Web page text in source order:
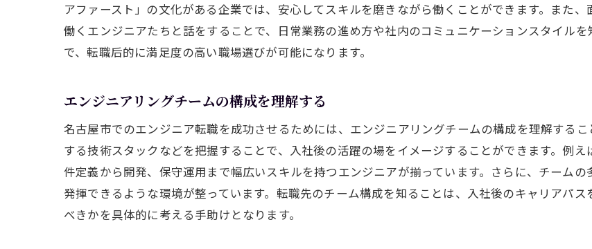
エンジニアに対する地域支援の活用
地元でキャリアを築く上での課題
アファースト」の文化がある企業では、安心してスキルを磨きながら働くことができます。また
働くエンジニアたちと話をすることで、日常業務の進め方や社内のコミュニケーションスタイル
で、転職后的に満足度の高い職場選びが可能になります。
エンジニアリングチームの構成を理解する
名古屋市でのエンジニア転職を成功させるためには、エンジニアリングチームの構成を理解する
する技術スタックなどを把握することで、入社後の活躍の場をイメージすることができます。例
件定義から開発、保守運用まで幅広いスキルを持つエンジニアが揃っています。さらに、チーム
発揮できるような環境が整っています。転職先のチーム構成を知ることは、入社後のキャリアパ
べきかを具体的に考える手助けとなります。